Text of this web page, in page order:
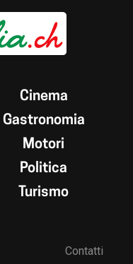
Cinema
Gastronomia
Motori
Politica
Turismo
Contatti